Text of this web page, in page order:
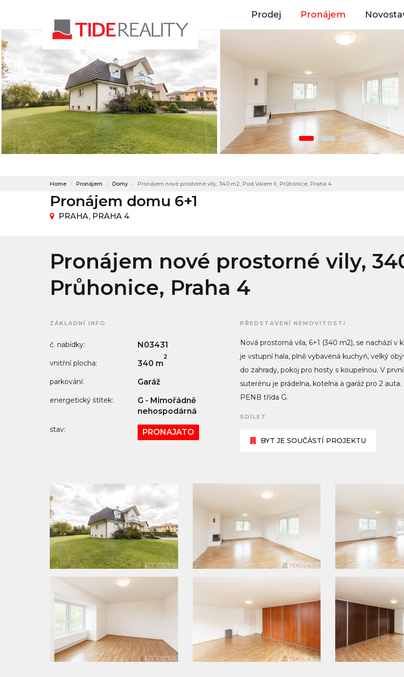
Prodej Pronájem
Home Pronájem Domy Pronájem nové prostorné vily, 340 m2, Pod Valem II, Průhonice, Praha 4
Pronájem domu 6+1
PRAHA, PRAHA 4
Pronájem nové prostorné vily,
Průhonice, Praha 4
ZÁKLADNÍ INFO
č. nabídky: N03431
vnitřní plocha: 340 m
2
parkování: Garáž
energetický štítek:
G - Mimořádně
nehospodárná
stav: PRONAJATO
PŘEDSTAVENÍ NEMOVITOSTI
Nová prostorná vila, 6+1 (340 m2), se nachází
je vstupní hala, plně vybavená kuchyň, velký
do zahrady, pokoj pro hosty s koupelnou. V
suterénu je prádelna, kotelna a garáž pro 2
PENB třída G.
SDÍLET
BYT JE SOUČÁSTÍ PROJEKTU